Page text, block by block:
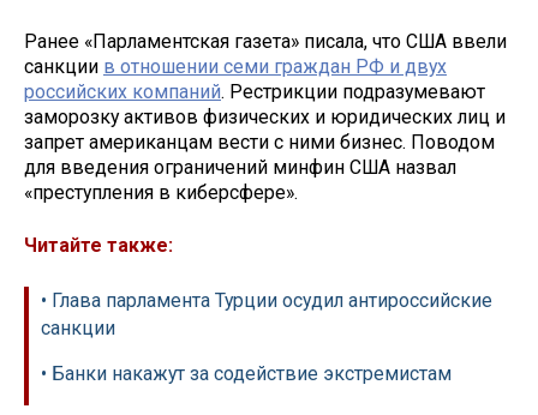
Ранее «Парламентская газета» писала, что США ввели
санкции в отношении семи граждан РФ и двух
российских компаний. Рестрикции подразумевают
заморозку активов физических и юридических лиц и
запрет американцам вести с ними бизнес. Поводом
для введения ограничений минфин США назвал
«преступления в киберсфере».
Читайте также:
• Глава парламента Турции осудил антироссийские
санкции
• Банки накажут за содействие экстремистам